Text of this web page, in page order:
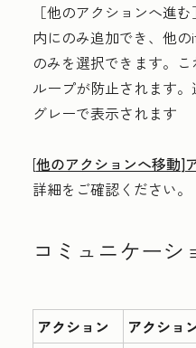
［他のアクションへ進
内にのみ追加でき、他
のみを選択できます。
ループが防止されます
グレーで表示されます
[他のアクションへ移動]
詳細をご確認ください。
コミュニケーシ
アクション
アクショ